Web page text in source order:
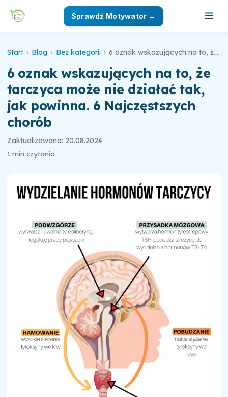
Sprawdź Motywator →
Start › Blog › Bez kategorii › 6 oznak wskazujących na to, że tarczyca może nie działać tak, jak powinna. 6 Najczęstszych chorób
6 oznak wskazujących na to, że
tarczyca może nie działać tak,
jak powinna. 6 Najczęstszych
chorób
Zaktualizowano: 20.08.2024
1 min czytania